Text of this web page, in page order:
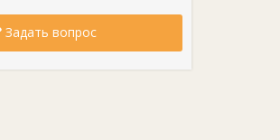
Задать вопрос